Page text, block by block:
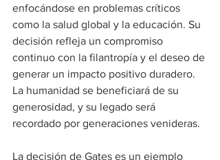
enfocándose en problemas críticos
como la salud global y la educación. Su
decisión refleja un compromiso
continuo con la filantropía y el deseo de
generar un impacto positivo duradero.
La humanidad se beneficiará de su
generosidad, y su legado será
recordado por generaciones venideras.
La decisión de Gates es un ejemplo